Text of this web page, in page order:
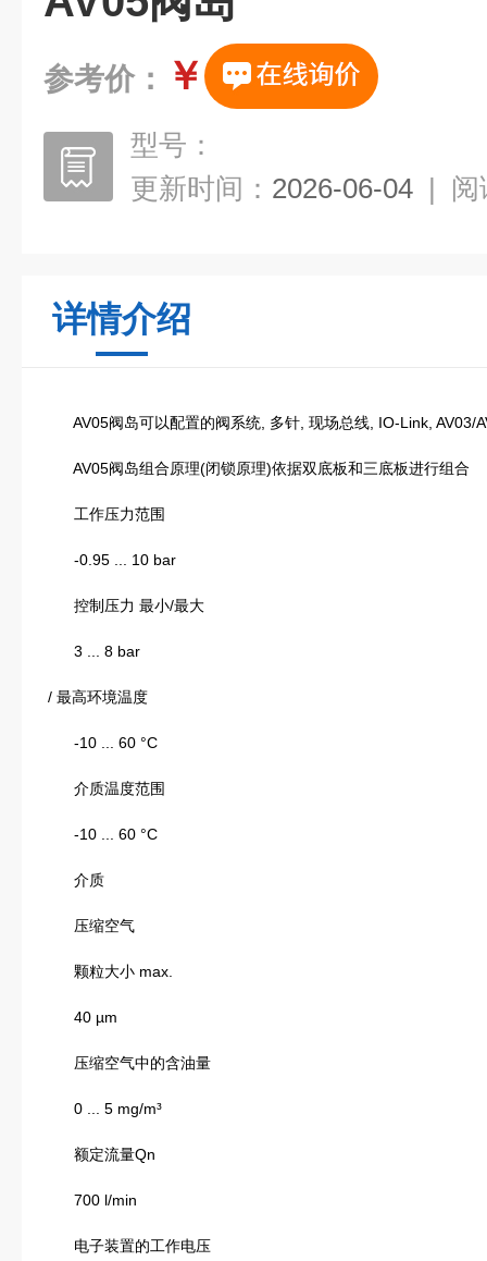
参考价： ￥
型号：
更新时间： 2026-06-04 | 阅
详情介绍
AV05阀岛可以配置的阀系统, 多针, 现场总线, IO-Link, AV03/
AV05阀岛组合原理(闭锁原理)依据双底板和三底板进行组合
工作压力范围
-0.95 ... 10 bar
控制压力 最小/最大
3 ... 8 bar
/ 最高环境温度
-10 ... 60 °C
介质温度范围
-10 ... 60 °C
介质
压缩空气
颗粒大小 max.
40 µm
压缩空气中的含油量
0 ... 5 mg/m³
额定流量Qn
700 l/min
电子装置的工作电压